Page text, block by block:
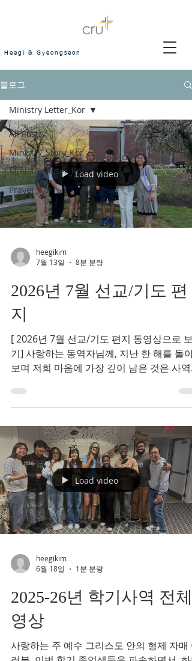
Heegi & Gyeongseon
블로그
All Posts
Ministry_Story_Kor
Ministry Letter_Kor
Prayer_Kor
Ministry Letter_Kor
Load video
heegikim
7월 13일
8분 분량
2026년 7월 선교/기도 편
지
[ 2026년 7월 선교/기도 편지 동영상으로 보
기] 사랑하는 동역자님께, 지난 한 해를 돌아
보며 저희 마음에 가장 깊이 남은 것은 사역
사람의 삶을 변화시키시고, 그 한 사람을 통
또 다른 사람을 세워 가시는 모습을 가까이에
서 볼 수 있었다는 사실입니다. 복음을 전하
것이 두렵다던 학생이 먼저 친구에게 예수님
을 전하기 시작했고, 자신의 믿음조차 확신하
지 못하던 학생이 이제는 다른 학생들과 함께
말씀을 나누고 기도하는 리더로 성장해 가는
모습을 보았습니다. 그리고 그 모습을 바라볼
때마다 저희는 다시 한번 주님의 사랑을 확신
하게 됩니다. 하나님은 오늘도 대학 캠퍼스에
다. 몇 주 전, 저희는 2025–2026학년 사역을
마무리하며 지난 한 해를 돌아보는 시간을 가
신 일들을 영상으로 정리하다 보니, 저희의
획보다 훨
Load video
heegikim
6월 18일
1분 분량
2025-26년 학기사역 전체
영상
사랑하는 주 예수 그리스도 안의 형제 자매